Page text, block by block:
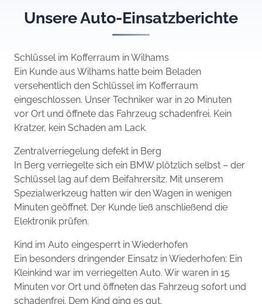
Unsere Auto-Einsatzberichte
Schlüssel im Kofferraum in Wilhams
Ein Kunde aus Wilhams hatte beim Beladen
versehentlich den Schlüssel im Kofferraum
eingeschlossen. Unser Techniker war in 20 Minuten
vor Ort und öffnete das Fahrzeug schadenfrei. Kein
Kratzer, kein Schaden am Lack.
Zentralverriegelung defekt in Berg
In Berg verriegelte sich ein BMW plötzlich selbst – der
Schlüssel lag auf dem Beifahrersitz. Mit unserem
Spezialwerkzeug hatten wir den Wagen in wenigen
Minuten geöffnet. Der Kunde ließ anschließend die
Elektronik prüfen.
Kind im Auto eingesperrt in Wiederhofen
Ein besonders dringender Einsatz in Wiederhofen: Ein
Kleinkind war im verriegelten Auto. Wir waren in 15
Minuten vor Ort und öffneten das Fahrzeug sofort und
schadenfrei. Dem Kind ging es gut.